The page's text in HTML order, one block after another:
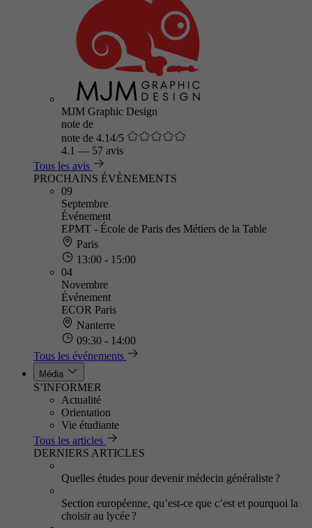
MJM Graphic Design
note de
note de 4.14/5
4.1 — 57 avis
Tous les avis
PROCHAINS ÉVÈNEMENTS
09
Septembre
Événement
EPMT - École de Paris des Métiers de la Table
Paris
13:00 - 15:00
04
Novembre
Événement
ECOR Paris
Nanterre
09:30 - 14:00
Tous les événements
Média
S’INFORMER
Actualité
Orientation
Vie étudiante
Tous les articles
DERNIERS ARTICLES
Quelles études pour devenir médecin généraliste ?
Section européenne, qu’est-ce que c’est et pourquoi la
choisir au lycée ?